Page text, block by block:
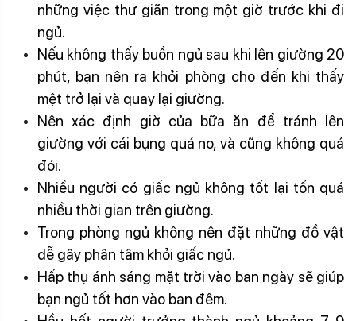
những việc thư giãn trong một giờ trước khi đi
ngủ.
Nếu không thấy buồn ngủ sau khi lên giường 20
phút, bạn nên ra khỏi phòng cho đến khi thấy
mệt trở lại và quay lại giường.
Nên xác định giờ của bữa ăn để tránh lên
giường với cái bụng quá no, và cũng không quá
đói.
Nhiều người có giấc ngủ không tốt lại tốn quá
nhiều thời gian trên giường.
Trong phòng ngủ không nên đặt những đồ vật
dễ gây phân tâm khỏi giấc ngủ.
Hấp thụ ánh sáng mặt trời vào ban ngày sẽ giúp
bạn ngủ tốt hơn vào ban đêm.